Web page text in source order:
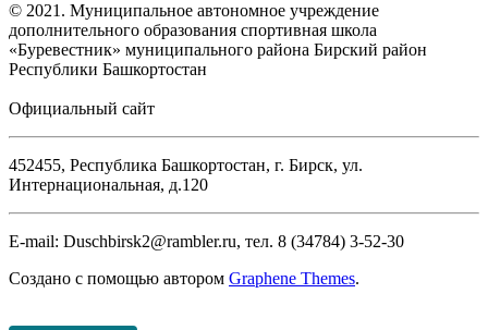
© 2021. Муниципальное автономное учреждение
дополнительного образования спортивная школа
«Буревестник» муниципального района Бирский район
Республики Башкортостан
Официальный сайт
452455, Республика Башкортостан, г. Бирск, ул.
Интернациональная, д.120
E-mail: Duschbirsk2@rambler.ru, тел. 8 (34784) 3-52-30
Создано с помощью автором Graphene Themes.